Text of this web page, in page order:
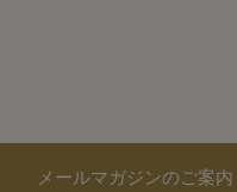
メールマガジンのご案内